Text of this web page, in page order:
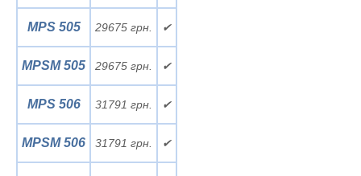
MPS 505 29675 грн. ✔
MPSM 505 29675 грн. ✔
MPS 506 31791 грн. ✔
MPSM 506 31791 грн. ✔